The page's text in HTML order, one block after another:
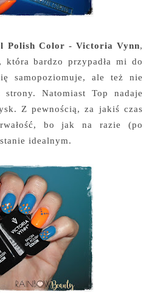
Polish Color - Victoria Vynn,
która bardzo przypadła mi do
samopoziomuje, ale też nie
Natomiast Top nadaje
Z pewnością, za jakiś czas
bo jak na razie (po
idealnym.